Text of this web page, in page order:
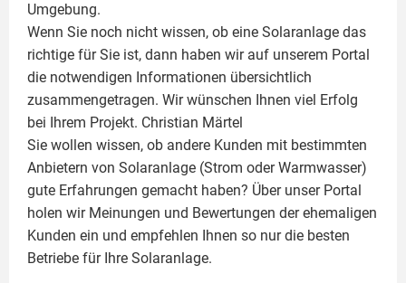
Umgebung.
Wenn Sie noch nicht wissen, ob eine Solaranlage das
richtige für Sie ist, dann haben wir auf unserem Portal
die notwendigen Informationen übersichtlich
zusammengetragen. Wir wünschen Ihnen viel Erfolg
bei Ihrem Projekt. Christian Märtel
Sie wollen wissen, ob andere Kunden mit bestimmten
Anbietern von Solaranlage (Strom oder Warmwasser)
gute Erfahrungen gemacht haben? Über unser Portal
holen wir Meinungen und Bewertungen der ehemaligen
Kunden ein und empfehlen Ihnen so nur die besten
Betriebe für Ihre Solaranlage.